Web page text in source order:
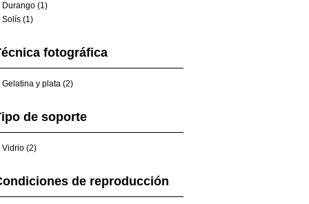
Durango (1)
Solís (1)
fotográfica
Gelatina y plata (2)
de soporte
Vidrio (2)
de reproducción